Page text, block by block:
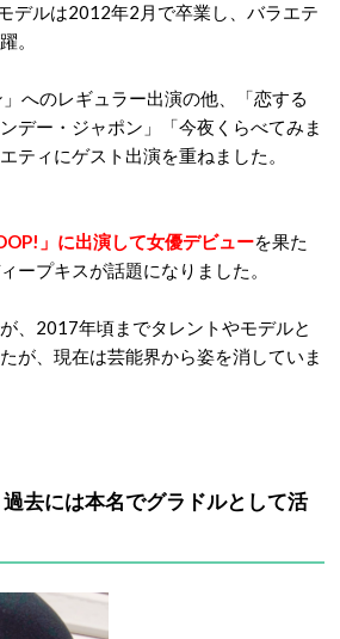
デルは2012年2月で卒業し、バラエテ
。
へのレギュラー出演の他、「恋する
デー・ジャポン」「今夜くらべてみま
ティにゲスト出演を重ねました。
」に出演して女優デビューを果た
ープキスが話題になりました。
、2017年頃までタレントやモデルと
が、現在は芸能界から姿を消していま
去には本名でグラドルとして活